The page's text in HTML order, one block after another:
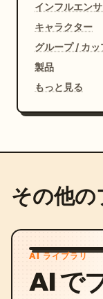
インフルエン
キャラクター
グループ / カッ
製品
もっと見る
その他
AI ライブラリ
AI で